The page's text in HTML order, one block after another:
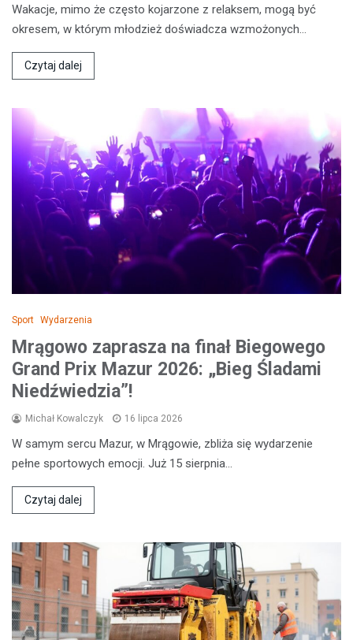
Wakacje, mimo że często kojarzone z relaksem, mogą być
okresem, w którym młodzież doświadcza wzmożonych…
Czytaj dalej
Sport Wydarzenia
Mrągowo zaprasza na finał Biegowego
Grand Prix Mazur 2026: „Bieg Śladami
Niedźwiedzia”!
Michał Kowalczyk 16 lipca 2026
W samym sercu Mazur, w Mrągowie, zbliża się wydarzenie
pełne sportowych emocji. Już 15 sierpnia…
Czytaj dalej